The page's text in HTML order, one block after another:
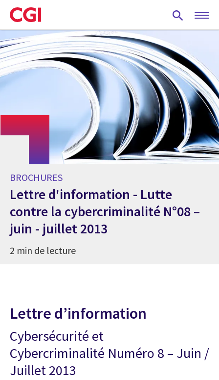
Skip
to
main
content
BROCHURES
Lettre d'information - Lutte
contre la cybercriminalité N°08 –
juin - juillet 2013
2 min de lecture
Lettre d’information
Cybersécurité et
Cybercriminalité Numéro 8 – Juin /
Juillet 2013